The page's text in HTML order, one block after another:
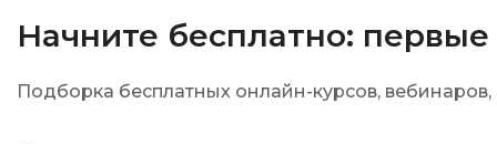
Начните бесплатно:
Подборка бесплатных онлайн-курсов,